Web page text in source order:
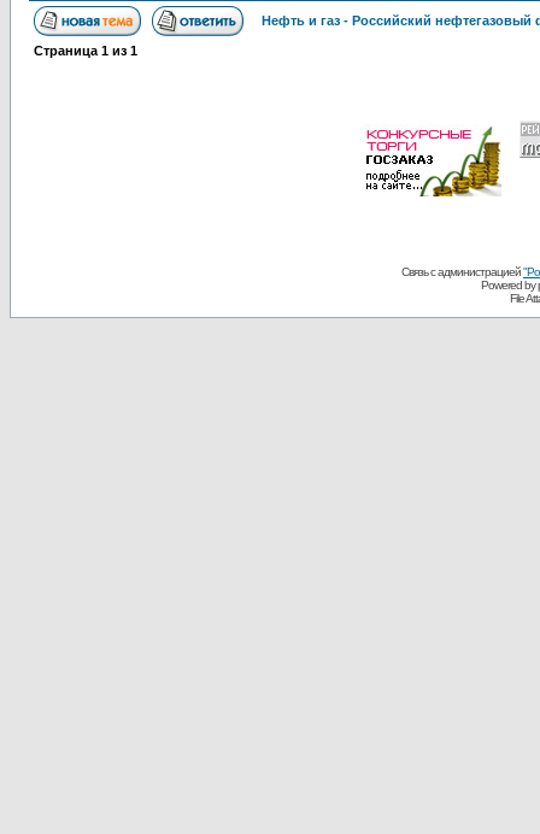
Нефть и газ - Российский нефтегазовый
Страница 1 из 1
Связь с администрацией
Powered by
File